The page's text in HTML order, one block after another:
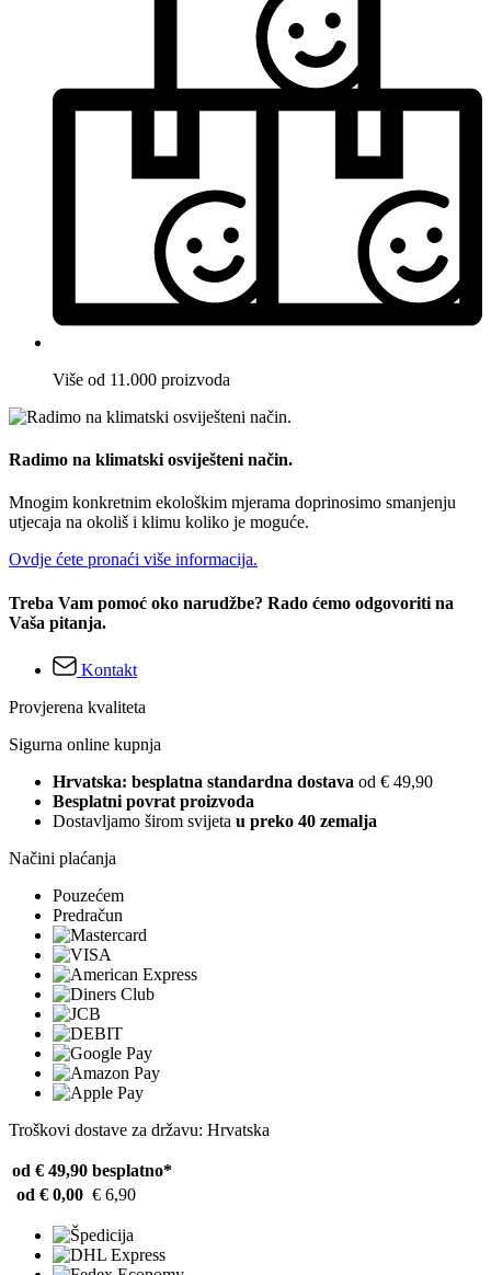
Više od 11.000 proizvoda
Radimo na klimatski osviješteni način.
Mnogim konkretnim ekološkim mjerama doprinosimo smanjenju
utjecaja na okoliš i klimu koliko je moguće.
Ovdje ćete pronaći više informacija.
Treba Vam pomoć oko narudžbe? Rado ćemo odgovoriti na
Vaša pitanja.
Kontakt
Provjerena kvaliteta
Sigurna online kupnja
Hrvatska: besplatna standardna dostava od € 49,90
Besplatni povrat proizvoda
Dostavljamo širom svijeta u preko 40 zemalja
Načini plaćanja
Pouzećem
Predračun
Troškovi dostave za državu: Hrvatska
od € 49,90 besplatno*
od € 0,00 € 6,90